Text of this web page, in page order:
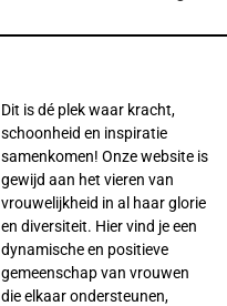
Dit is dé plek waar kracht,
schoonheid en inspiratie
samenkomen! Onze website is
gewijd aan het vieren van
vrouwelijkheid in al haar glorie
en diversiteit. Hier vind je een
dynamische en positieve
gemeenschap van vrouwen
die elkaar ondersteunen,